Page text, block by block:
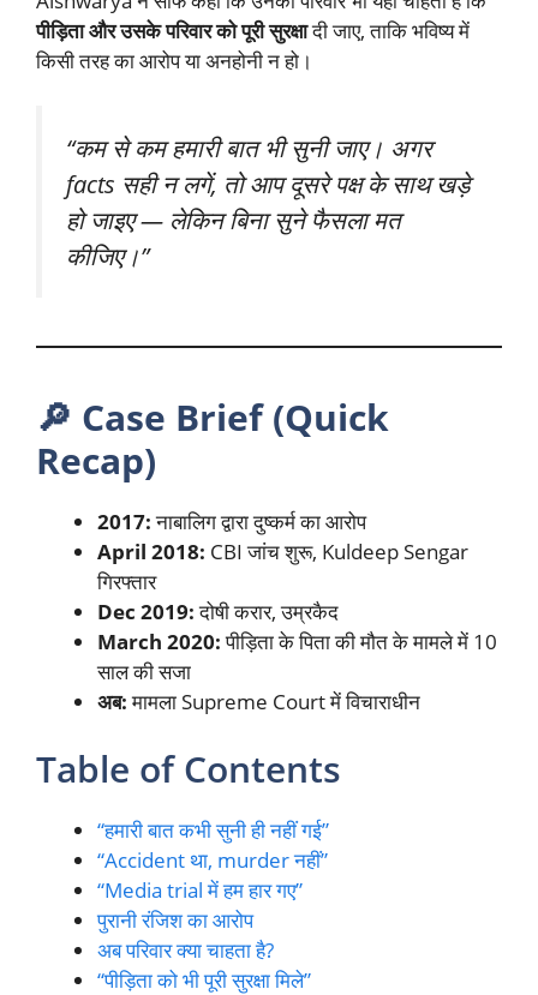
पीड़िता और उसके परिवार को पूरी सुरक्षादी जाए, ताकि भविष्य में
किसी तरह का आरोप या अनहोनी न हो।
“कम से कम हमारी बात भी सुनी जाए। अगर
facts सही न लगें, तो आप दूसरे पक्ष के साथ खड़े
हो जाइए — लेकिन बिना सुने फैसला मत
कीजिए।”
🔎 Case Brief (Quick
Recap)
2017:नाबालिग द्वारा दुष्कर्म का आरोप
April 2018: CBI जांच शुरू, Kuldeep Sengar
गिरफ्तार
Dec 2019:दोषी करार, उम्रकैद
March 2020:पीड़िता के पिता की मौत के मामले में 10
साल की सजा
अब:मामला Supreme Court में विचाराधीन
Table of Contents
“हमारी बात कभी सुनी ही नहीं गई”
“Accident था, murder नहीं”
“Media trial में हम हार गए”
पुरानी रंजिश का आरोप
अब परिवार क्या चाहता है?
“पीड़िता को भी पूरी सुरक्षा मिले”